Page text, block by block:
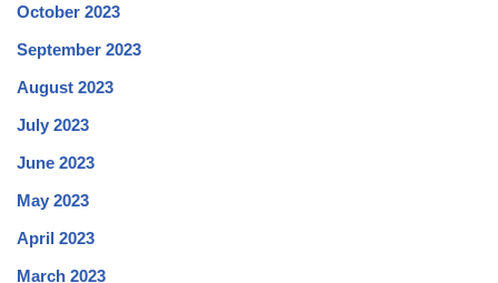
October 2023
September 2023
August 2023
July 2023
June 2023
May 2023
April 2023
March 2023